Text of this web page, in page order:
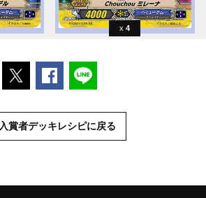
4
ポストするFacebookでシェアする
入賞者デッキレシピに戻る